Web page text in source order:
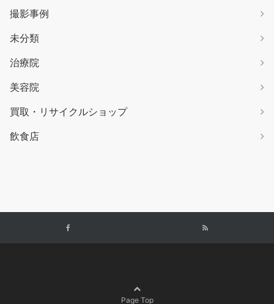
撮影事例
未分類
治療院
美容院
買取・リサイクルショップ
飲食店
Page Top